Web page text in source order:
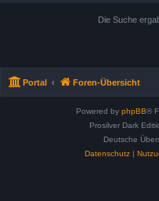
Die Suche
Portal Foren-Übersicht
Powered by phpBB®
Prosilver Dark
Deutsche
Datenschutz |